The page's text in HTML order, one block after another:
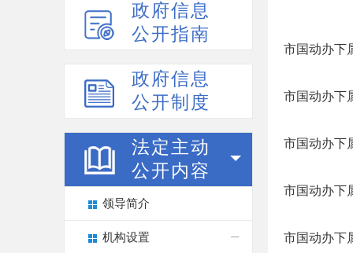
政府信息
公开指南
政府信息
公开制度
法定主动
公开内容
领导简介
机构设置
市国动办下
市国动办下
市国动办下
市国动办下
市国动办下